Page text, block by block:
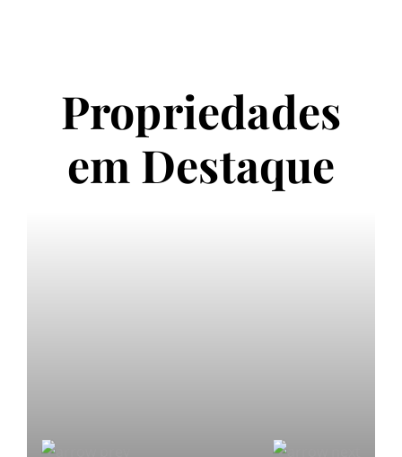
Propriedades
em Destaque